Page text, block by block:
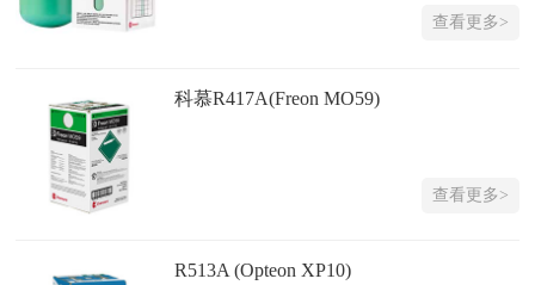
查看更多>
科慕R417A(Freon MO59)
查看更多>
R513A (Opteon XP10)